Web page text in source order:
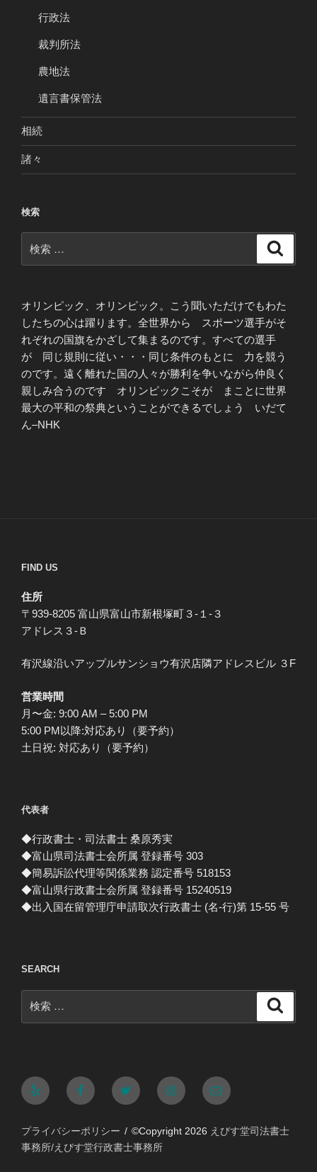
行政法
裁判所法
農地法
遺言書保管法
相続
諸々
検索
索:
オリンピック、オリンピック。こう聞いただけでもわた
したちの心は躍ります。全世界から スポーツ選手がそ
れぞれの国旗をかざして集まるのです。すべての選手
が 同じ規則に従い・・・同じ条件のもとに 力を競う
のです。遠く離れた国の人々が勝利を争いながら仲良く
親しみ合うのです オリンピックこそが まことに世界
最大の平和の祭典ということができるでしょう いだて
ん–NHK
FIND US
住所
〒939-8205 富山県富山市新根塚町３-１-３
アドレス３-Ｂ
有沢線沿いアップルサンショウ有沢店隣アドレスビル ３F
営業時間
月〜金: 9:00 AM – 5:00 PM
5:00 PM以降:対応あり（要予約）
土日祝: 対応あり（要予約）
代表者
◆行政書士・司法書士 桑原秀実
◆富山県司法書士会所属 登録番号 303
◆簡易訴訟代理等関係業務 認定番号 518153
◆富山県行政書士会所属 登録番号 15240519
◆出入国在留管理庁申請取次行政書士 (名-行)第 15-55 号
SEARCH
索:
Yelp FacebookTwitter Instagram
メ
ル
プライバシーポリシー ©Copyright 2026 えびす堂司法書士
事務所/えびす堂行政書士事務所